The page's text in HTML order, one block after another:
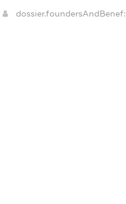
dossier.foundersAndBenef: